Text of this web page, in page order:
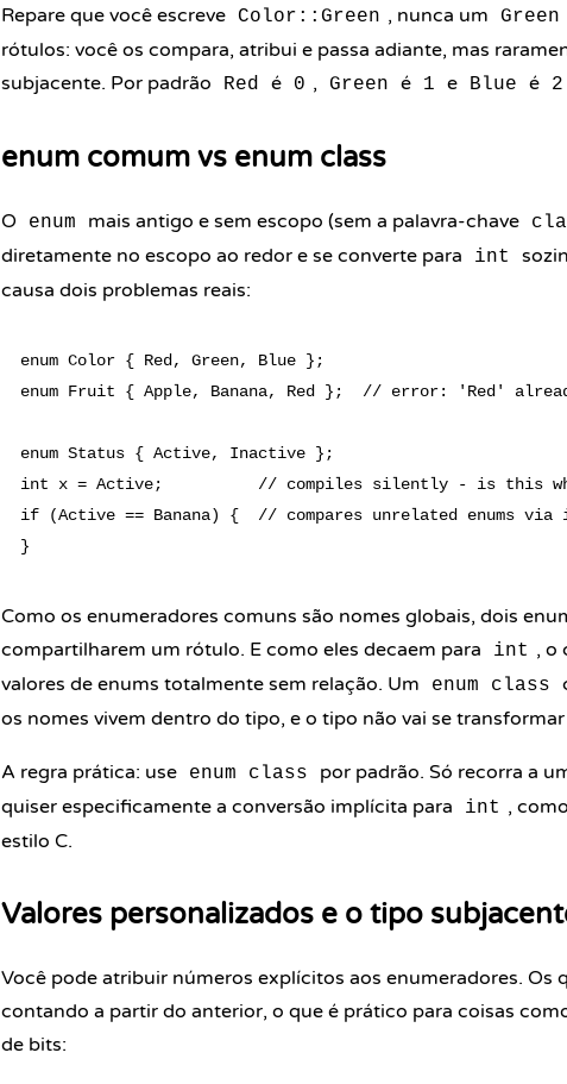
Repare que você escreve Color::Green , nunca um Green
rótulos: você os compara, atribui e passa adiante, mas
subjacente. Por padrão
Red é 0 , Green é 1 e Blue é 2
enum comum vs enum class
O enum mais antigo e sem escopo (sem a palavra-chave
diretamente no escopo ao redor e se converte para
int
causa dois problemas reais:
enum Color { Red, Green, Blue };
enum Fruit { Apple, Banana, Red };  // error: 'Red'
enum Status { Active, Inactive };
int x = Active;          // compiles silently - is this
if (Active == Banana) {  // compares unrelated enums
Como os enumeradores comuns são nomes globais, dois
compartilharem um rótulo. E como eles decaem para
int , o
valores de enums totalmente sem relação. Um
enum class
os nomes vivem dentro do tipo, e o tipo não vai se
A regra prática: use enum class por padrão. Só recorra a
quiser especificamente a conversão implícita para
int ,
estilo C.
Valores personalizados e o tipo
Você pode atribuir números explícitos aos enumeradores. Os
contando a partir do anterior, o que é prático para coisas
de bits: